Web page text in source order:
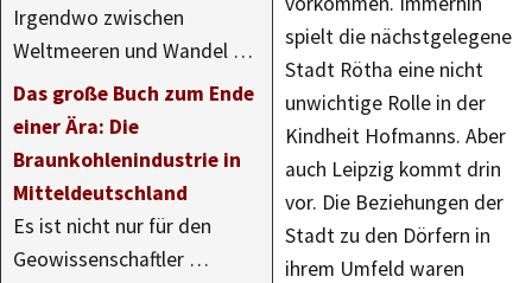
Irgendwo zwischen
Weltmeeren und Wandel …
Das große Buch zum Ende
einer Ära: Die
Braunkohlenindustrie in
Mitteldeutschland
Es ist nicht nur für den
Geowissenschaftler …
spielt die nächstgelegene
Stadt Rötha eine nicht
unwichtige Rolle in der
Kindheit Hofmanns. Aber
auch Leipzig kommt drin
vor. Die Beziehungen der
Stadt zu den Dörfern in
ihrem Umfeld waren